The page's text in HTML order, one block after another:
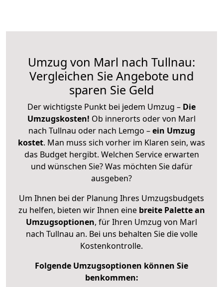
Umzug von Marl nach Tullnau:
Vergleichen Sie Angebote und
sparen Sie Geld
Der wichtigste Punkt bei jedem Umzug – Die
Umzugskosten! Ob innerorts oder von Marl
nach Tullnau oder nach Lemgo –ein Umzug
kostet. Man muss sich vorher im Klaren sein, was
das Budget hergibt. Welchen Service erwarten
und wünschen Sie? Was möchten Sie dafür
ausgeben?
Um Ihnen bei der Planung Ihres Umzugsbudgets
zu helfen, bieten wir Ihnen eine breite Palette an
Umzugsoptionen, für Ihren Umzug von Marl
nach Tullnau an. Bei uns behalten Sie die volle
Kostenkontrolle.
Folgende Umzugsoptionen können Sie
benkommen: